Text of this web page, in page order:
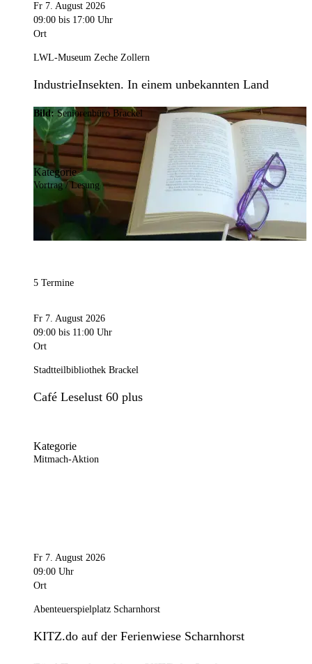
Fr 7. August 2026
09:00 bis 17:00 Uhr
Ort
LWL-Museum Zeche Zollern
IndustrieInsekten. In einem unbekannten Land
Bild: Seniorenbüro Brackel
Kategorie
Vortrag / Lesung
5 Termine
Fr 7. August 2026
09:00 bis 11:00 Uhr
Ort
Stadtteilbibliothek Brackel
Café Leselust 60 plus
Kategorie
Mitmach-Aktion
Fr 7. August 2026
09:00 Uhr
Ort
Abenteuerspielplatz Scharnhorst
KITZ.do auf der Ferienwiese Scharnhorst